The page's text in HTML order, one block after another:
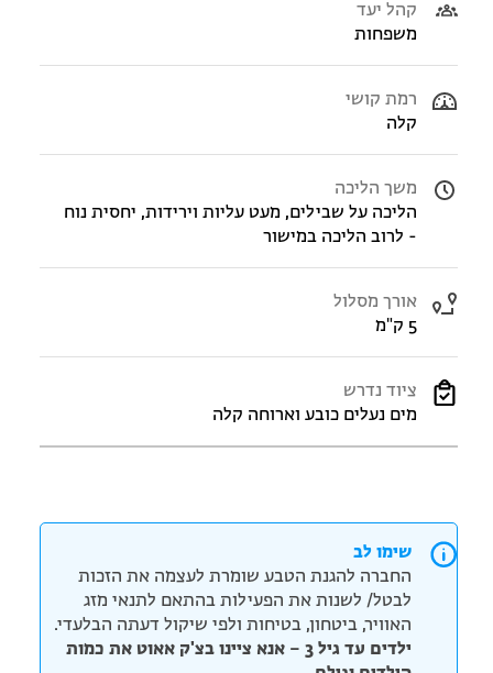
קהל יעד
משפחות
רמת קושי
קלה
משך הליכה
הליכה על שבילים, מעט עליות וירידות, יחסית נוח
- לרוב הליכה במישור
אורך מסלול
5 ק"מ
ציוד נדרש
מים נעלים כובע וארוחה קלה
שימו לב
החברה להגנת הטבע שומרת לעצמה את הזכות
לבטל/ לשנות את הפעילות בהתאם לתנאי מזג
האוויר, ביטחון, בטיחות ולפי שיקול דעתה הבלעדי.
ילדים עד גיל 3 – אנא ציינו בצ'ק אאוט את כמות